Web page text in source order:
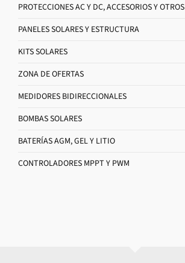
PROTECCIONES AC Y DC, ACCESORIOS Y OTROS
PANELES SOLARES Y ESTRUCTURA
KITS SOLARES
ZONA DE OFERTAS
MEDIDORES BIDIRECCIONALES
BOMBAS SOLARES
BATERÍAS AGM, GEL Y LITIO
CONTROLADORES MPPT Y PWM